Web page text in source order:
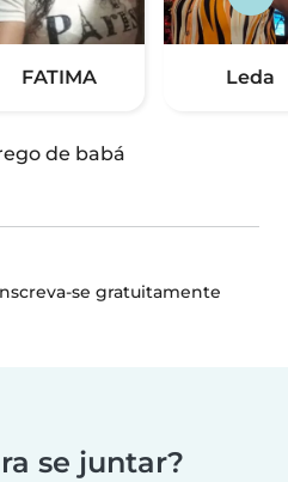
FATIMA Leda
de babá
se gratuitamente
se juntar?